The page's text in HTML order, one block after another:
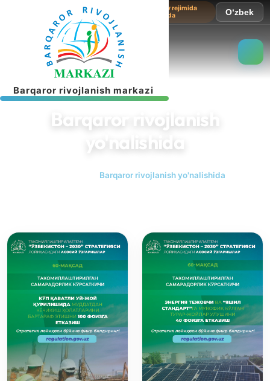
Barqaror rivojlanish markazi
Sayt sinov rejimida
ishlamoqda
O‘zbek
Barqaror rivojlanish
yo'nalishida
Barqaror rivojlanish yo'nalishida